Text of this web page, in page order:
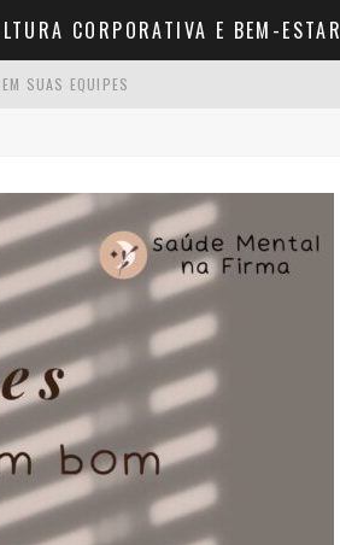
CORPORATIVA E BEM-ESTAR
SUAS EQUIPES
COMPLETO
DE COMEÇAR
E POR QUE O TERMO É PROBLEMÁTICO